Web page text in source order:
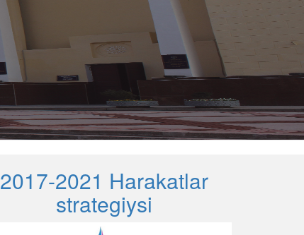
2017-2021 Harakatlar
strategiysi